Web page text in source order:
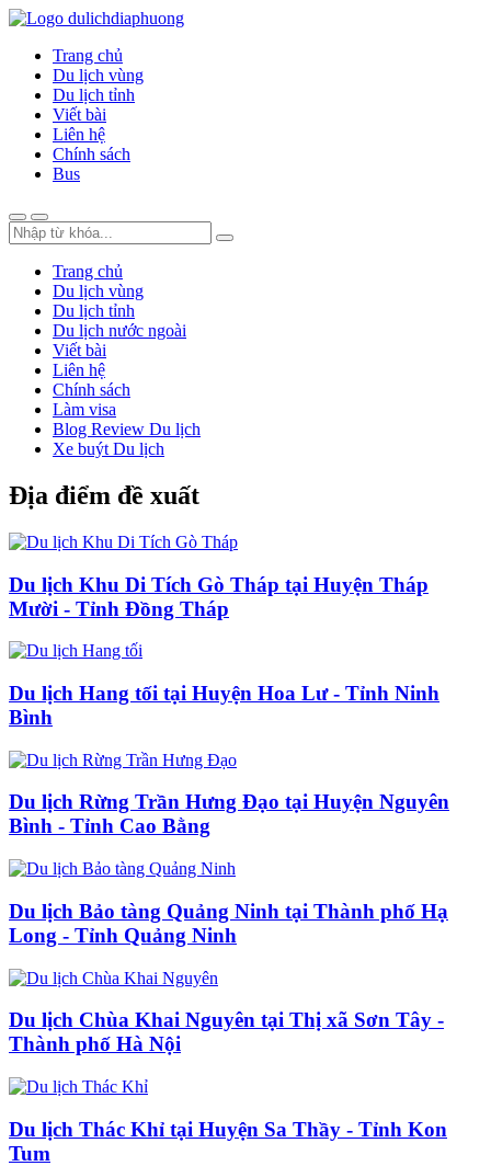
Trang chủ
Du lịch vùng
Du lịch tỉnh
Viết bài
Liên hệ
Chính sách
Bus
Trang chủ
Du lịch vùng
Du lịch tỉnh
Du lịch nước ngoài
Viết bài
Liên hệ
Chính sách
Làm visa
Blog Review Du lịch
Xe buýt Du lịch
Địa điểm đề xuất
Du lịch Khu Di Tích Gò Tháp tại Huyện Tháp
Mười - Tỉnh Đồng Tháp
Du lịch Hang tối tại Huyện Hoa Lư - Tỉnh Ninh
Bình
Du lịch Rừng Trần Hưng Đạo tại Huyện Nguyên
Bình - Tỉnh Cao Bằng
Du lịch Bảo tàng Quảng Ninh tại Thành phố Hạ
Long - Tỉnh Quảng Ninh
Du lịch Chùa Khai Nguyên tại Thị xã Sơn Tây -
Thành phố Hà Nội
Du lịch Thác Khỉ tại Huyện Sa Thầy - Tỉnh Kon
Tum